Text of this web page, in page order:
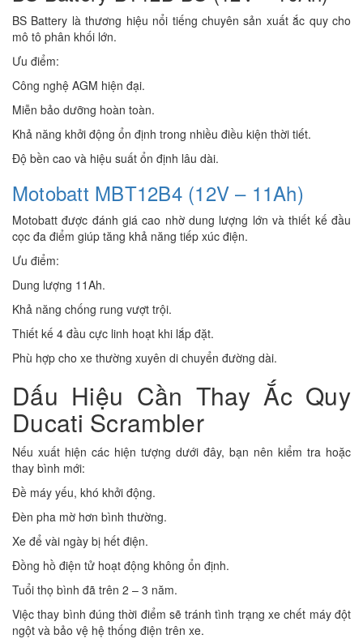
BS Battery là thương hiệu nổi tiếng chuyên sản xuất ắc quy cho
mô tô phân khối lớn.
Ưu điểm:
Công nghệ AGM hiện đại.
Miễn bảo dưỡng hoàn toàn.
Khả năng khởi động ổn định trong nhiều điều kiện thời tiết.
Độ bền cao và hiệu suất ổn định lâu dài.
Motobatt MBT12B4 (12V – 11Ah)
Motobatt được đánh giá cao nhờ dung lượng lớn và thiết kế đầu
cọc đa điểm giúp tăng khả năng tiếp xúc điện.
Ưu điểm:
Dung lượng 11Ah.
Khả năng chống rung vượt trội.
Thiết kế 4 đầu cực linh hoạt khi lắp đặt.
Phù hợp cho xe thường xuyên di chuyển đường dài.
Dấu Hiệu Cần Thay Ắc Quy
Ducati Scrambler
Nếu xuất hiện các hiện tượng dưới đây, bạn nên kiểm tra hoặc
thay bình mới:
Đề máy yếu, khó khởi động.
Đèn pha mờ hơn bình thường.
Xe để vài ngày bị hết điện.
Đồng hồ điện tử hoạt động không ổn định.
Tuổi thọ bình đã trên 2 – 3 năm.
Việc thay bình đúng thời điểm sẽ tránh tình trạng xe chết máy đột
ngột và bảo vệ hệ thống điện trên xe.